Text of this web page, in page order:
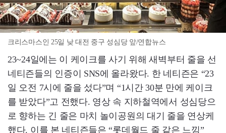
크리스마스인 25일 낮 대전 중구 성심당 앞/연합뉴스
23~24일에는 이 케이크를 사기 위해 새벽부터 줄을 선
네티즌들의 인증이 SNS에 올라왔다. 한 네티즌은 “23
일 오전 7시에 줄을 섰다”며 “1시간 30분 만에 케이크
를 받았다”고 전했다. 영상 속 지하철역에서 성심당으
로 향하는 긴 줄은 마치 놀이공원의 대기 줄을 연상케
했다. 이를 본 네티즌들은 “롯데월드 줄 같은 느낌”